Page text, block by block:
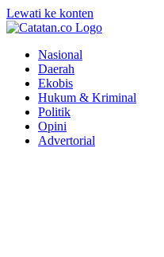
Lewati ke konten
Nasional
Daerah
Ekobis
Hukum & Kriminal
Politik
Opini
Advertorial